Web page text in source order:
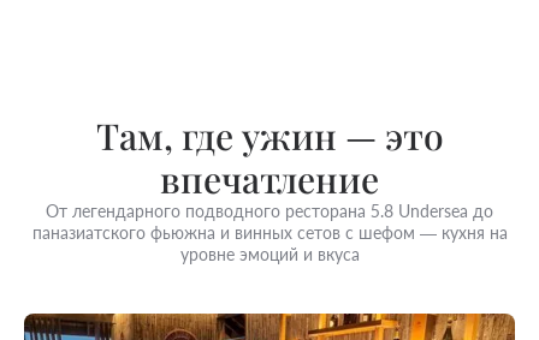
Там, где ужин — это
впечатление
От легендарного подводного ресторана 5.8 Undersea до
паназиатского фьюжна и винных сетов с шефом — кухня на
уровне эмоций и вкуса